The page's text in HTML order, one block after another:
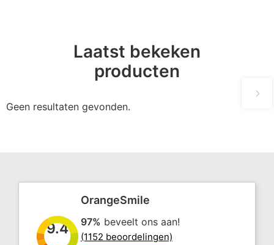
Laatst bekeken
producten
Geen resultaten gevonden.
9.4
OrangeSmile
97% beveelt ons aan!
(1152 beoordelingen)